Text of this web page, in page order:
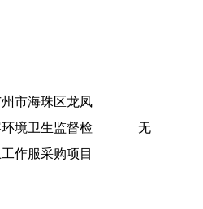
州市海珠区龙凤
境卫生监督检
作服采购项目
无